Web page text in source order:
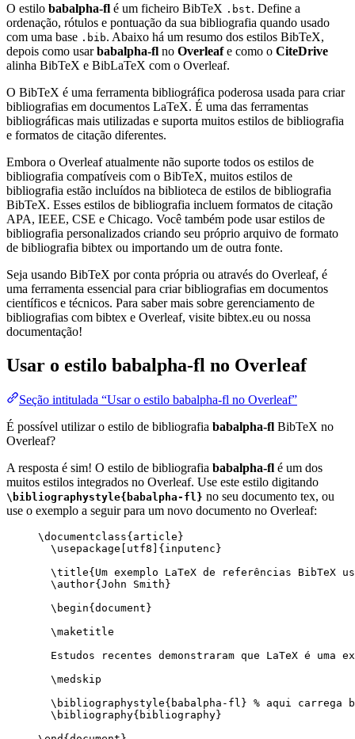
O estilo babalpha-fl é um ficheiro BibTeX .bst. Define a
ordenação, rótulos e pontuação da sua bibliografia quando usado
com uma base .bib. Abaixo há um resumo dos estilos BibTeX,
depois como usarbabalpha-fl no Overleafe como o CiteDrive
alinha BibTeX e BibLaTeX com o Overleaf.
O BibTeX é uma ferramenta bibliográfica poderosa usada para criar
bibliografias em documentos LaTeX. É uma das ferramentas
bibliográficas mais utilizadas e suporta muitos estilos de bibliografia
e formatos de citação diferentes.
Embora o Overleaf atualmente não suporte todos os estilos de
bibliografia compatíveis com o BibTeX, muitos estilos de
bibliografia estão incluídos na biblioteca de estilos de bibliografia
BibTeX. Esses estilos de bibliografia incluem formatos de citação
APA, IEEE, CSE e Chicago. Você também pode usar estilos de
bibliografia personalizados criando seu próprio arquivo de formato
de bibliografia bibtex ou importando um de outra fonte.
Seja usando BibTeX por conta própria ou através do Overleaf, é
uma ferramenta essencial para criar bibliografias em documentos
científicos e técnicos. Para saber mais sobre gerenciamento de
bibliografias com bibtex e Overleaf, visite bibtex.eu ou nossa
documentação!
Usar o estilo babalpha-fl no Overleaf
Seção intitulada “Usar o estilo babalpha-fl no Overleaf”
É possível utilizar o estilo de bibliografia babalpha-fl BibTeX no
Overleaf?
A resposta é sim! O estilo de bibliografia babalpha-fl é um dos
muitos estilos integrados no Overleaf. Use este estilo digitando
\bibliographystyle{babalpha-fl} no seu documento tex, ou
use o exemplo a seguir para um novo documento no Overleaf:
\documentclass{ article }
\usepackage
utf8 ]{ inputenc }
\title{Um exemplo LaTeX de referências
\author{John Smith}
\begin{ document }
\maketitle
Estudos recentes demonstraram que LaTeX é
\medskip
\bibliographystyle{babalpha-fl} % aqui carrega
\bibliography{bibliography}